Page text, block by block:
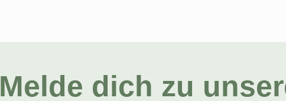
Melde dich zu